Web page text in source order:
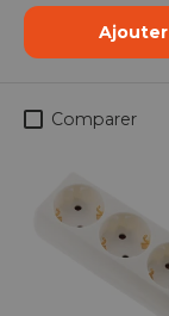
Ajouter
Comparer